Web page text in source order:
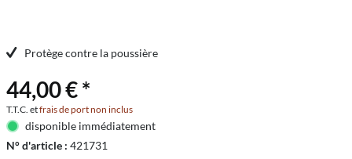
Protège contre la poussière
44,00 € *
T.T.C. etfrais de port non inclus
disponible immédiatement
N° d'article : 421731